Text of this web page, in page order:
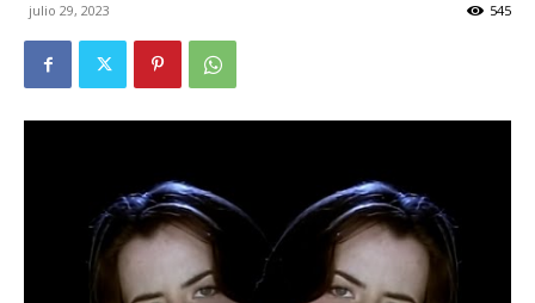
julio 29, 2023 545